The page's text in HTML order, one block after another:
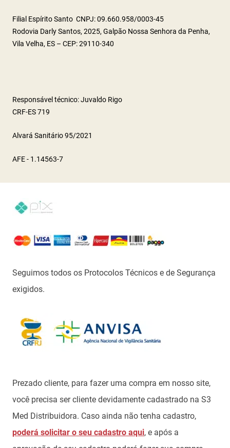
Filial Espírito Santo CNPJ: 09.660.958/0003-45
Rodovia Darly Santos, 2025, Galpão Nossa Senhora da Penha,
Vila Velha, ES – CEP: 29110-340
Responsável técnico: Juvaldo Rigo
CRF-ES 719
Alvará Sanitário 95/2021
AFE - 1.14563-7
Seguimos todos os Protocolos Técnicos e de Segurança
exigidos.
Prezado cliente, para fazer uma compra em nosso site,
você precisa ser cliente devidamente cadastrado na S3
Med Distribuidora. Caso ainda não tenha cadastro,
poderá solicitar o seu cadastro aqui, e após a